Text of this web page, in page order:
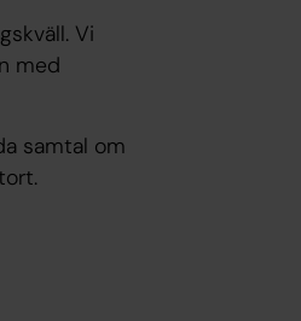
Vi
med
samtal om